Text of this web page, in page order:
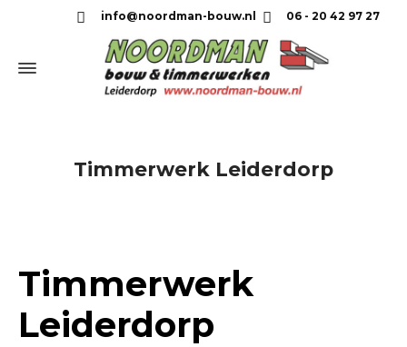
info@noordman-bouw.nl 06 - 20 42 97 27
Timmerwerk Leiderdorp
Timmerwerk
Leiderdorp